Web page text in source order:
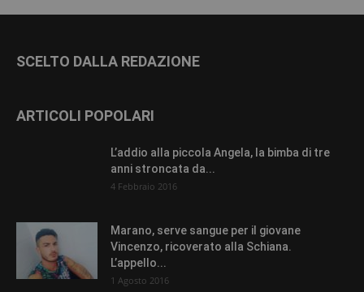
SCELTO DALLA REDAZIONE
ARTICOLI POPOLARI
L’addio alla piccola Angela, la bimba di tre
anni stroncata da...
4 Febbraio 2016
Marano, serve sangue per il giovane
Vincenzo, ricoverato alla Schiana.
L’appello...
1 Agosto 2016